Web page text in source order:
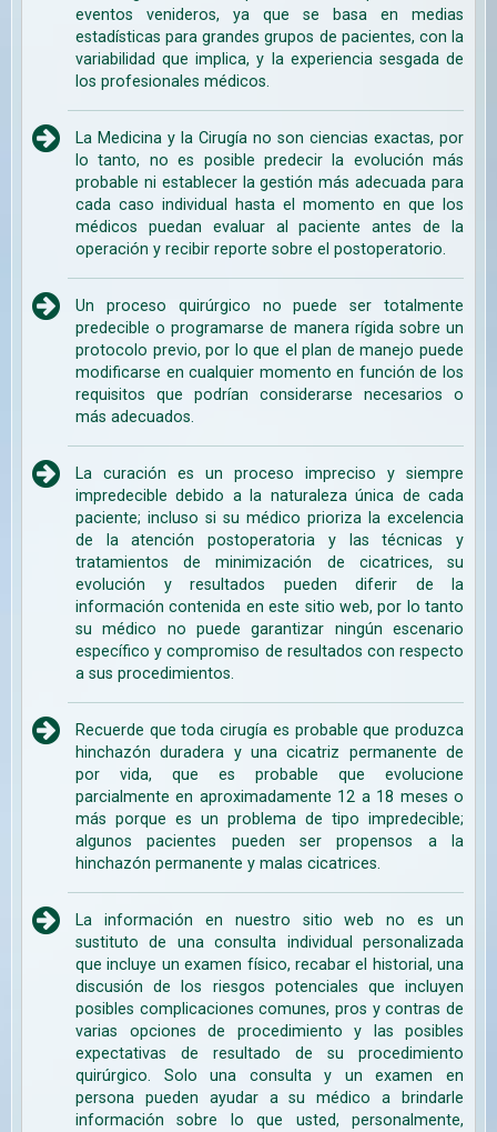
eventos venideros, ya que se basa en medias
estadísticas para grandes grupos de pacientes, con la
variabilidad que implica, y la experiencia sesgada de
los profesionales médicos.
La Medicina y la Cirugía no son ciencias exactas, por
lo tanto, no es posible predecir la evolución más
probable ni establecer la gestión más adecuada para
cada caso individual hasta el momento en que los
médicos puedan evaluar al paciente antes de la
operación y recibir reporte sobre el postoperatorio.
Un proceso quirúrgico no puede ser totalmente
predecible o programarse de manera rígida sobre un
protocolo previo, por lo que el plan de manejo puede
modificarse en cualquier momento en función de los
requisitos que podrían considerarse necesarios o
más adecuados.
La curación es un proceso impreciso y siempre
impredecible debido a la naturaleza única de cada
paciente; incluso si su médico prioriza la excelencia
de la atención postoperatoria y las técnicas y
tratamientos de minimización de cicatrices, su
evolución y resultados pueden diferir de la
información contenida en este sitio web, por lo tanto
su médico no puede garantizar ningún escenario
específico y compromiso de resultados con respecto
a sus procedimientos.
Recuerde que toda cirugía es probable que produzca
hinchazón duradera y una cicatriz permanente de
por vida, que es probable que evolucione
parcialmente en aproximadamente 12 a 18 meses o
más porque es un problema de tipo impredecible;
algunos pacientes pueden ser propensos a la
hinchazón permanente y malas cicatrices.
La información en nuestro sitio web no es un
sustituto de una consulta individual personalizada
que incluye un examen físico, recabar el historial, una
discusión de los riesgos potenciales que incluyen
posibles complicaciones comunes, pros y contras de
varias opciones de procedimiento y las posibles
expectativas de resultado de su procedimiento
quirúrgico. Solo una consulta y un examen en
persona pueden ayudar a su médico a brindarle
información sobre lo que usted, personalmente,